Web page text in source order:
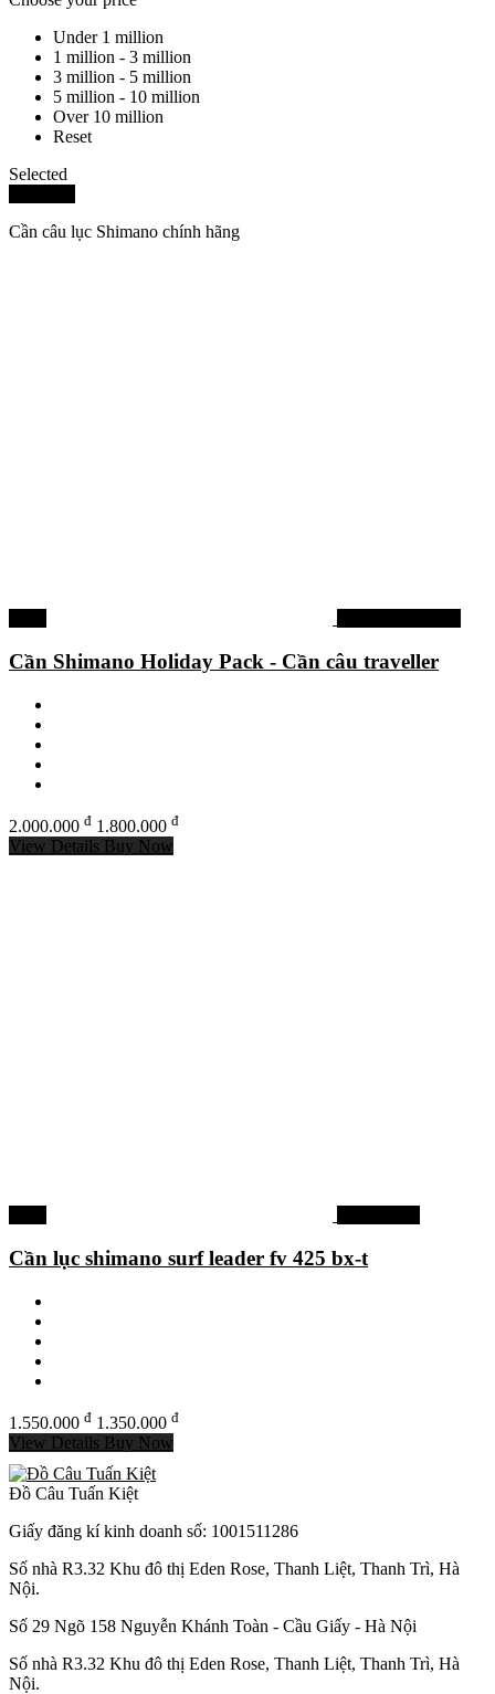
Under 1 million
1 million - 3 million
3 million - 5 million
5 million - 10 million
Over 10 million
Reset
Selected
Cần câu lục Shimano chính hãng
Cần Shimano Holiday Pack - Cần câu traveller
2.000.000 đ 1.800.000 đ
View Details Buy Now
Cần lục shimano surf leader fv 425 bx-t
1.550.000 đ 1.350.000 đ
View Details Buy Now
Đồ Câu Tuấn Kiệt
Giấy đăng kí kinh doanh số: 1001511286
Số nhà R3.32 Khu đô thị Eden Rose, Thanh Liệt, Thanh Trì, Hà
Nội.
Số 29 Ngõ 158 Nguyễn Khánh Toàn - Cầu Giấy - Hà Nội
Số nhà R3.32 Khu đô thị Eden Rose, Thanh Liệt, Thanh Trì, Hà
Nội.